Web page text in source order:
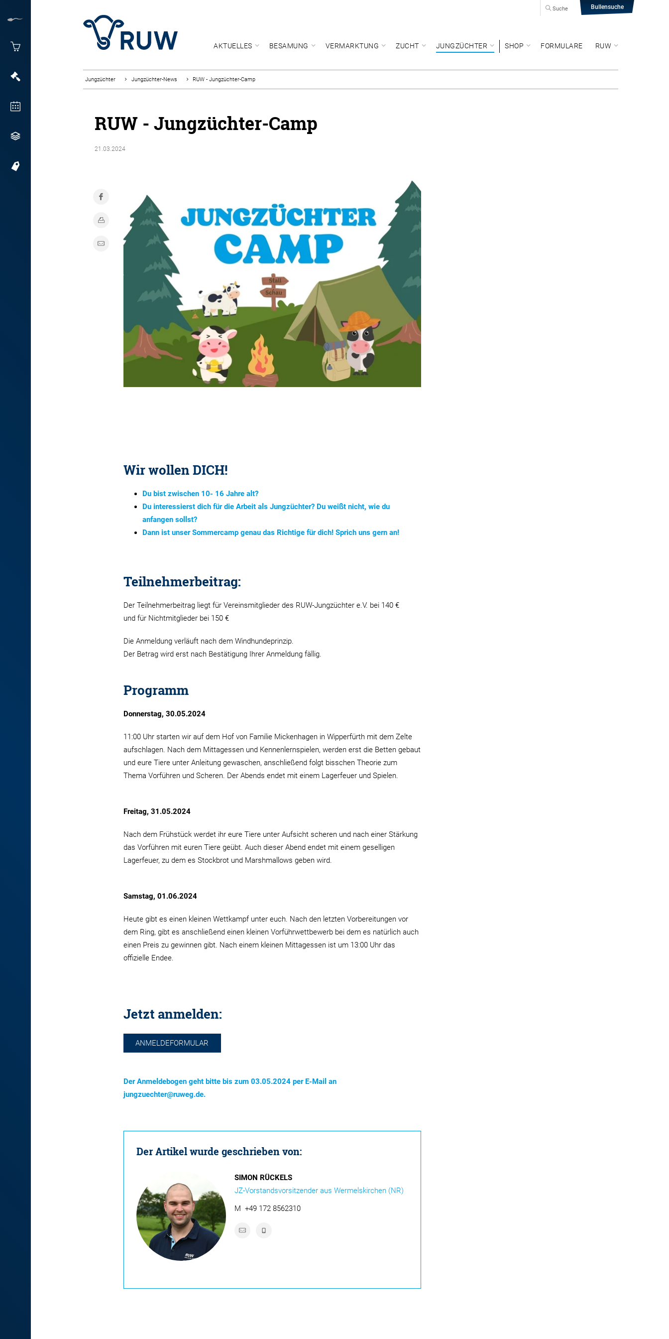
Bullensuche
Suche
AKTUELLES BESAMUNG VERMARKTUNG ZUCHT JUNGZÜCHTER SHOP FORMULARE RUW
Jungzüchter Jungzüchter-News RUW - Jungzüchter-Camp
RUW - Jungzüchter-Camp
21.03.2024
Wir wollen DICH!
Du bist zwischen 10- 16 Jahre alt?
Du interessierst dich für die Arbeit als Jungzüchter? Du weißt nicht, wie du
anfangen sollst?
Dann ist unser Sommercamp genau das Richtige für dich! Sprich uns gern an!
Teilnehmerbeitrag:
Der Teilnehmerbeitrag liegt für Vereinsmitglieder des RUW-Jungzüchter e.V. bei 140 €
und für Nichtmitglieder bei 150 €
Die Anmeldung verläuft nach dem Windhundeprinzip.
Der Betrag wird erst nach Bestätigung Ihrer Anmeldung fällig.
Programm
Donnerstag, 30.05.2024
11:00 Uhr starten wir auf dem Hof von Familie Mickenhagen in Wipperfürth mit dem Zelte
aufschlagen. Nach dem Mittagessen und Kennenlernspielen, werden erst die Betten gebaut
und eure Tiere unter Anleitung gewaschen, anschließend folgt bisschen Theorie zum
Thema Vorführen und Scheren. Der Abends endet mit einem Lagerfeuer und Spielen.
Freitag, 31.05.2024
Nach dem Frühstück werdet ihr eure Tiere unter Aufsicht scheren und nach einer Stärkung
das Vorführen mit euren Tiere geübt. Auch dieser Abend endet mit einem geselligen
Lagerfeuer, zu dem es Stockbrot und Marshmallows geben wird.
Samstag, 01.06.2024
Heute gibt es einen kleinen Wettkampf unter euch. Nach den letzten Vorbereitungen vor
dem Ring, gibt es anschließend einen kleinen Vorführwettbewerb bei dem es natürlich auch
einen Preis zu gewinnen gibt. Nach einem kleinen Mittagessen ist um 13:00 Uhr das
offizielle Endee.
Jetzt anmelden:
ANMELDEFORMULAR
Der Anmeldebogen geht bitte bis zum 03.05.2024 per E-Mail an
jungzuechter@ruweg.de.
Der Artikel wurde geschrieben von:
SIMON RÜCKELS
JZ-Vorstandsvorsitzender aus Wermelskirchen (NR)
M +49 172 8562310